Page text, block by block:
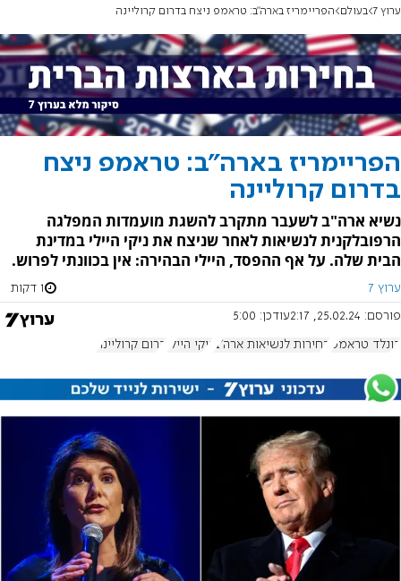
ערוץ 7 בעולם הפריימריז בארה"ב: טראמפ ניצח בדרום קרוליינה
הפריימריז בארה"ב: טראמפ ניצח
בדרום קרוליינה
נשיא ארה"ב לשעבר מתקרב להשגת מועמדות המפלגה
הרפובלקנית לנשיאות לאחר שניצח את ניקי היילי במדינת
הבית שלה. על אף ההפסד, היילי הבהירה: אין בכוונתי לפרוש.
ערוץ 7 1 דקות
פורסם: 25.02.24, 2:17 עודכן: 5:00
דונלד טראמפ בחירות לנשיאות ארה"ב ניקי היילי דרום קרוליינה